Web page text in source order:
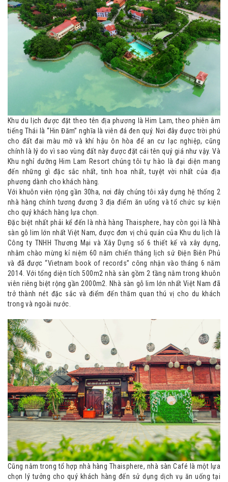
Khu du lịch được đặt theo tên địa phương là Him Lam, theo phiên âm
tiếng Thái là “Hin Đăm” nghĩa là viên đá đen quý. Nơi đây được trời phú
cho đất đai màu mỡ và khí hậu ôn hòa để an cư lạc nghiệp, cũng
chính là lý do vì sao vùng đất này được đặt cái tên quý giá như vậy. Và
Khu nghỉ dưỡng Him Lam Resort chúng tôi tự hào là đại diện mang
đến những gì đặc sắc nhất, tinh hoa nhất, tuyệt vời nhất của địa
phương dành cho khách hàng.
Với khuôn viên rộng gần 30ha, nơi đây chúng tôi xây dựng hệ thống 2
nhà hàng chính tương đương 3 địa điểm ăn uống và tổ chức sự kiện
cho quý khách hàng lựa chọn.
Đặc biệt nhất phải kể đến là nhà hàng Thaisphere, hay còn gọi là Nhà
sàn gỗ lim lớn nhất Việt Nam, được đơn vị chủ quản của Khu du lịch là
Công ty TNHH Thương Mại và Xây Dựng số 6 thiết kế và xây dựng,
nhằm chào mừng kỉ niệm 60 năm chiến thắng lịch sử Điện Biên Phủ
và đã được “Vietnam book of records” công nhận vào tháng 6 năm
2014. Với tổng diện tích 500m2 nhà sàn gồm 2 tầng nằm trong khuôn
viên riêng biệt rộng gần 2000m2. Nhà sàn gỗ lim lớn nhất Việt Nam đã
trở thành nét đặc sắc và điểm đến thăm quan thú vị cho du khách
trong và ngoài nước.
Cũng nằm trong tổ hợp nhà hàng Thaisphere, nhà sàn Café là một lựa
chọn lý tưởng cho quý khách hàng đến sử dụng dịch vụ ăn uống tại